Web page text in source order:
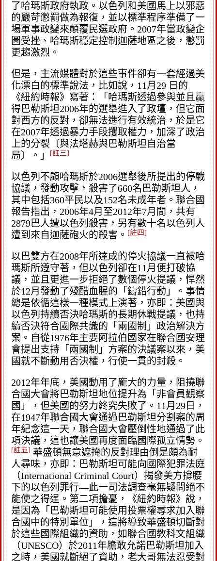
了哈瑪斯政府執政。以色列和美國馬上以邪惡
的嚴苛懲罰做為報復，並以標準程序準備了一
場軍事政變來顛覆民選政府。2007年當政變企
圖受挫、哈瑪斯穩定控制迦薩地區之後，懲罰
更趨激烈。
但是，主流媒體對於這些事件卻有一套經過美
化漂白的標準說法，比如說，11月29 日的
《紐約時報》寫著：「哈瑪斯透過參與並且贏
得巴勒斯坦2006年的選舉進入了政壇，但它面
對西方的反對，卻無法進行有效統治，於是它
在2007年透過暴力手段攫取權力，加深了政治
上的分裂〔與法塔赫與巴勒斯坦自治當
局〕。」
[註三]
以色列不顧哈瑪斯於2006選舉後所提出的停戰
協議，發動攻擊，殺害了660名巴勒斯坦人，
其中包括360平民以及152名未成年者。聯合國
報告指出，2006年4月至2012年7月間，共有
2879巴人遭以色列殺害，另有數十名以色列人
遭到來自迦薩砲火的殺害。 [註四]
以巴雙方在2008年所達成的停火協議一直被哈
瑪斯所遵守著，但以色列卻在11月便打破協
議，並且更進一步拒絕了數個停火提議，悍然
於12月發動了殘酷血腥的「鑄鉛行動」。事情
總是依循這樣一種模式上演著，亦即：美國與
以色列持續否決哈瑪斯的長期休戰提議，也持
續否決符合國際共識的「兩國制」政治解決方
案。自從1976年主要阿拉伯國家在聯合國安理
會提出支持「兩國制」方案的決議案以來，美
國就不斷動用否決權，行使一貫的封殺。
2012年年底，美國動用了龐大的力量，阻撓聯
合國大會將巴勒斯坦地位提升為「非會員觀察
國」，但美國的努力終究失敗了。11月29日，
在1947年聯合國大會通過巴勒斯坦分割案的周
年紀念這一天，聯合國大會壓倒性地通過了此
項決議，這也讓美國再度面臨國際孤立情勢。
[註五] 華盛頓無意遮掩的反對理由倒是頗為耐
人尋味，亦即：巴勒斯坦可能向國際犯罪法庭
（International Criminal Court）揭發美方撐腰
下的以色列罪行—此一司法調查毫無疑問絕不
能使之得逞。第二項擔憂，《紐約時報》說，
是因為「巴勒斯坦可能使用投票權尋求加入聯
合國中的特別單位」，這將導致華盛頓切斷對
於這些國際組織的資助，如聯合國教科文組織
（UNESCO）於2011年膽敢允諾巴勒斯坦加入
之時，美國就斷絕了資助，老大哥無法忍受對